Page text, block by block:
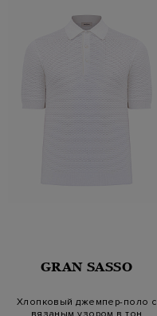
GRAN SASSO
Хлопковый джемпер-поло с